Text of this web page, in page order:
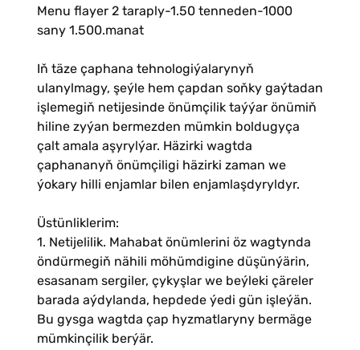
Menu flayer 2 taraply-1.50 tenneden-1000
sany 1.500.manat
Iň täze çaphana tehnologiýalarynyň
ulanylmagy, şeýle hem çapdan soňky gaýtadan
işlemegiň netijesinde önümçilik taýýar önümiň
hiline zyýan bermezden mümkin boldugyça
çalt amala aşyrylýar. Häzirki wagtda
çaphananyň önümçiligi häzirki zaman we
ýokary hilli enjamlar bilen enjamlaşdyryldyr.
Üstünliklerim:
1. Netijelilik. Mahabat önümlerini öz wagtynda
öndürmegiň nähili möhümdigine düşünýärin,
esasanam sergiler, çykyşlar we beýleki çäreler
barada aýdylanda, hepdede ýedi gün işleýän.
Bu gysga wagtda çap hyzmatlaryny bermäge
mümkinçilik berýär.